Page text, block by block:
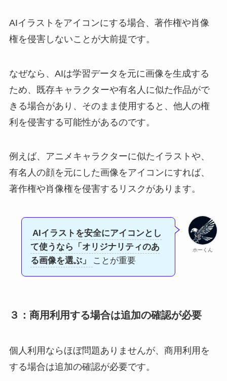
AIイラストをアイコンにする場合、著作権や肖像
権を侵害しないことが大前提です。
なぜなら、AIは学習データを元に画像を生成する
ため、既存キャラクターや有名人に似た作品がで
きる場合があり、そのまま使用すると、他人の権
利を侵害する可能性があるのです。
例えば、アニメキャラクターに似たイラストや、
有名人の顔を元にした画像をアイコンにすれば、
著作権や肖像権を侵害するリスクがあります。
ホーくん
AIイラストを安全にアイコンとし
て使うなら「オリジナリティのあ
る画像を選ぶ」
ことが重要
３：商用利用する場合は追加の確認が必要
個人利用ならほぼ問題ありませんが、商用利用を
する場合は追加の確認が必要です。